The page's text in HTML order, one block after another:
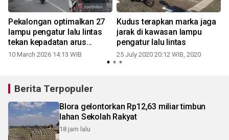
Pekalongan optimalkan 27
lampu pengatur lalu lintas
tekan kepadatan arus
kendaraan
10 March 2026 14:13 WIB
Kudus terapkan marka jaga
jarak di kawasan lampu
pengatur lalu lintas
25 July 2020 20:12 WIB, 2020
Berita Terpopuler
Blora gelontorkan Rp12,63 miliar timbun
lahan Sekolah Rakyat
18 jam lalu